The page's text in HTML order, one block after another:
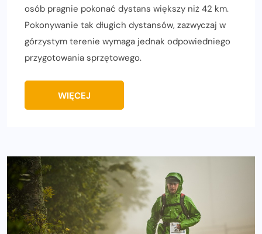
osób pragnie pokonać dystans większy niż 42 km.
Pokonywanie tak długich dystansów, zazwyczaj w
górzystym terenie wymaga jednak odpowiedniego
przygotowania sprzętowego.
WIĘCEJ